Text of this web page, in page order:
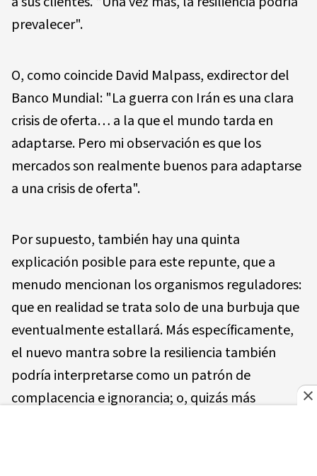
prevalecer".
O, como coincide David Malpass, exdirector del
Banco Mundial: "La guerra con Irán es una clara
crisis de oferta… a la que el mundo tarda en
adaptarse. Pero mi observación es que los
mercados son realmente buenos para adaptarse
a una crisis de oferta".
Por supuesto, también hay una quinta
explicación posible para este repunte, que a
menudo mencionan los organismos reguladores:
que en realidad se trata solo de una burbuja que
eventualmente estallará. Más específicamente,
el nuevo mantra sobre la resiliencia también
podría interpretarse como un patrón de
complacencia e ignorancia; o, quizás más